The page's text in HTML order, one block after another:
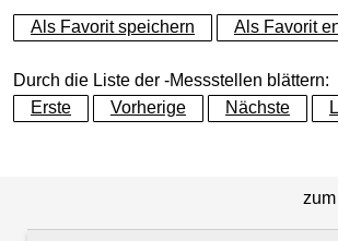
+
−
Als Favorit speichern Als Favorit
Durch die Liste der -Messstellen blättern:
Erste
Vorherige Nächste